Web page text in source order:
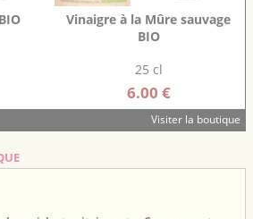
Vinaigre à la Mûre sauvage
BIO
25 cl
6.00 €
Visiter la boutique